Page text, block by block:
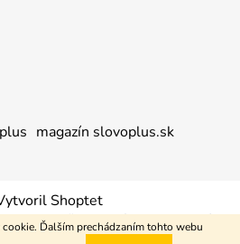
Ďalším prechádzaním tohto webu
magazín slovoplus.sk
Shoptet
. Všetky práva vyhradené.